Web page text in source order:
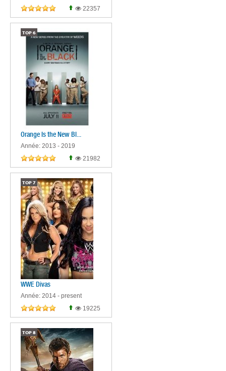
22357
TOP 6
Orange Is the New Bl...
Année: 2013 - 2019
21982
TOP 7
WWE Divas
Année: 2014 - present
19225
TOP 8